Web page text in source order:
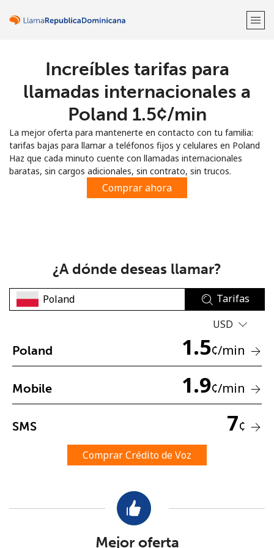
¡Bienvenido!
Regístrate con
Mínimo 8 caracteres
Una letra mayúscula y una minúscula
Un caracter especial
Mantente en contacto para recibir nuestras mejores
Increíbles tarifas para
llamadas internacionales a
Poland ⁦1.5¢⁩/min
La mejor oferta para mantenerte en contacto con tu familia:
tarifas bajas para llamar a teléfonos fijos y celulares en Poland
Haz que cada minuto cuente con llamadas internacionales
baratas, sin cargos adicionales, sin contrato, sin trucos.
Comprar ahora
¿A dónde deseas llamar?
Tarifas
USD
Poland 1.5¢/min
Mobile 1.9¢/min
SMS 7¢
Comprar Crédito de Voz
Mejor oferta